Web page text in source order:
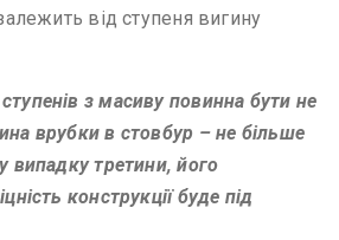
від ступеня вигину
з масиву повинна бути не
врубки в стовбур – не більше
випадку третини, його
конструкції буде під